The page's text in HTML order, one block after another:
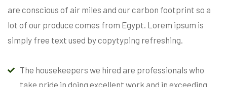
are conscious of air miles and our carbon footprint so a
lot of our produce comes from Egypt. Lorem ipsum is
simply free text used by copytyping refreshing.
The housekeepers we hired are professionals who
take pride in doing excellent work and in exceeding